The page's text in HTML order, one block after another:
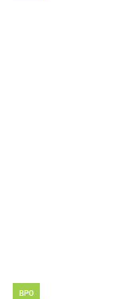
BPO